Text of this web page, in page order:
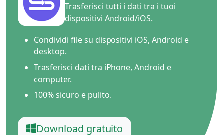
Trasferisci tutti i dati tra i tuoi
dispositivi Android/iOS.
Condividi file su dispositivi iOS, Android e
desktop.
Trasferisci dati tra iPhone, Android e
computer.
100% sicuro e pulito.
Download gratuito